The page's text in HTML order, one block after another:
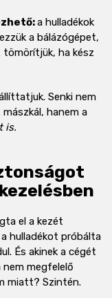
a hulladékok
a bálázógépet,
tömörítjük, ha kész
Senki nem
hanem a
is.
el a kezét
hulladékot próbálta
És akinek a cégét
megfelelő
miatt? Szintén.